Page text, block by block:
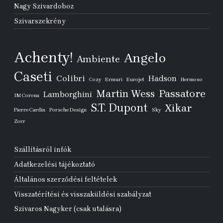
Nagy Szivardoboz
Szivarszekrény
Achenty! Ambiente Angelo
Caseti Colibri Cozy Ermuri Eurojet Hadson Hermoso
IM Corona Lamborghini Martin Wess Passatore
Pierre Cardin Porsche Design S.T. Dupont Sky Xikar
Zorr
Szállításról infók
Adatkezelési tájékoztató
Általános szerződési feltételek
Visszatérítési és visszaküldési szabályzat
Szivaros Nagyker (csak utalásra)